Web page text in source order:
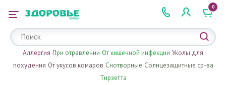
2 505 505
0
Аллергия При отравлении От кишечной инфекции Уколы для
похудения От укусов комаров Снотворные Солнцезащитные ср-ва
Тирзетта